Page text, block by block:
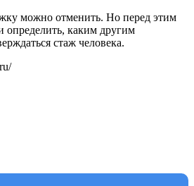
можно отменить. Но перед этим
определить, каким другим
стаж человека.